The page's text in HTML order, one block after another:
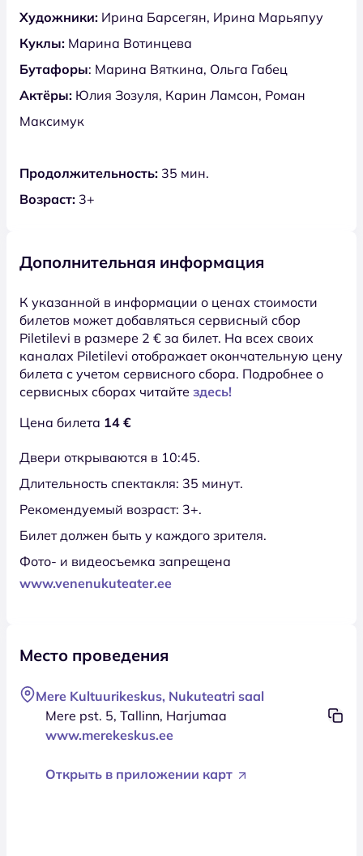
Художники: Ирина Барсегян, Ирина Марьяпуу
Куклы: Марина Вотинцева
Бутафоры: Марина Вяткина, Ольга Габец
Актёры: Юлия Зозуля, Карин Ламсон, Роман
Максимук
Продолжительность: 35 мин.
Возраст: 3+
Дополнительная информация
К указанной в информации о ценах стоимости
билетов может добавляться сервисный сбор
Piletilevi в размере 2 € за билет. На всех своих
каналах Piletilevi отображает окончательную цену
билета с учетом сервисного сбора. Подробнее о
сервисных сборах читайте здесь!
Цена билета 14 €
Двери открываются в 10:45.
Длительность спектакля: 35 минут.
Рекомендуемый возраст: 3+.
Билет должен быть у каждого зрителя.
Фото- и видеосъемка запрещена
www.venenukuteater.ee
Место проведения
Mere Kultuurikeskus, Nukuteatri saal
Mere pst. 5, Tallinn, Harjumaa
www.merekeskus.ee
Открыть в приложении карт